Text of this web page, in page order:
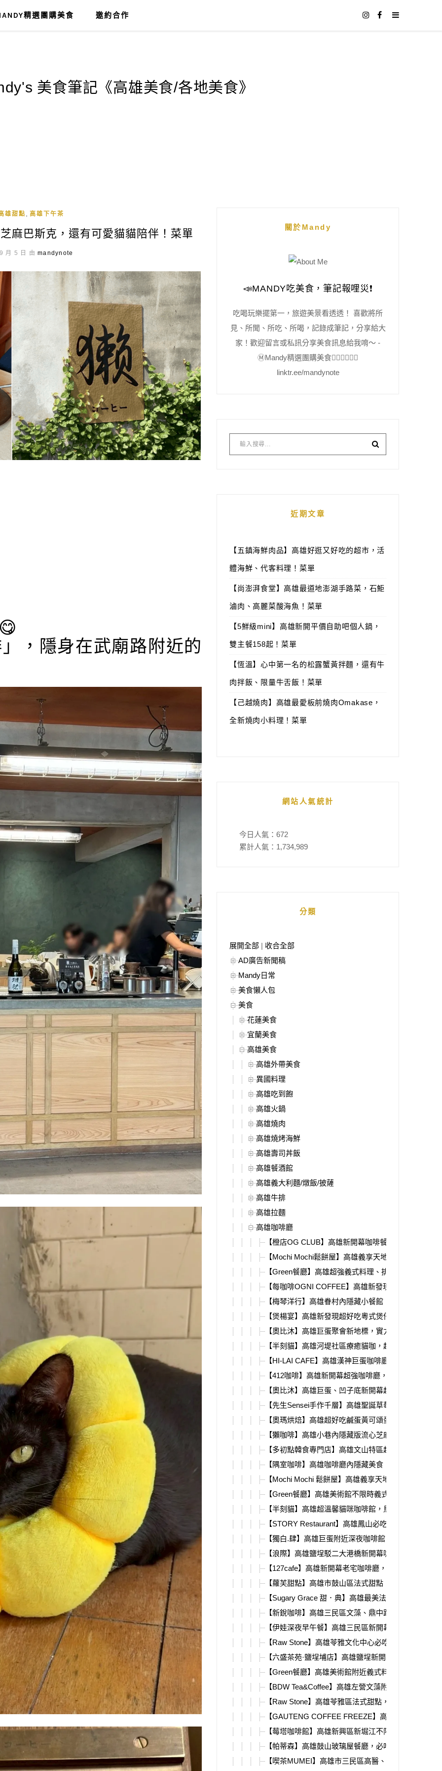
精選團購美食 邀約合作
雄甜點 高雄下午茶
麻巴斯克，還有可愛貓貓陪伴！菜單
月 5 日 由 mandynote
，隱身在武廟路附近的
關於Mandy
📣MANDY吃美食，筆記報哩災❗️
吃喝玩樂擺第一，旅遊美景看透透！ 喜歡將所
見、所聞、所吃、所喝，記錄成筆記，分享給大
家！歡迎留言或私訊分享美食訊息給我唷～ -
Ⓜ️Mandy精選團購美食👇🏻👇🏻👇🏻
linktr.ee/mandynote
近期文章
【五鎮海鮮肉品】高雄好逛又好吃的超市，活
體海鮮、代客料理！菜單
【尚澎湃食堂】高雄最道地澎湖手路菜，石鮔
滷肉、高麗菜酸海魚！菜單
【5鮮級mini】高雄新開平價自助吧個人鍋，
雙主餐158起！菜單
【恆溫】心中第一名的松露蟹黃拌麵，還有牛
肉拌飯、限量牛舌飯！菜單
【己越燒肉】高雄最愛板前燒肉Omakase，
全新燒肉小料理！菜單
網站人氣統計
今日人氣： 672
累計人氣： 1,734,989
分類
展開全部 | 收合全部
AD廣告新聞稿
Mandy日常
美食懶人包
美食
花蓮美食
宜蘭美食
高雄美食
高雄外帶美食
異國料理
高雄吃到飽
高雄火鍋
高雄燒肉
高雄燒烤海鮮
高雄壽司丼飯
高雄餐酒館
高雄義大利麵/燉飯/披薩
高雄牛排
高雄拉麵
高雄咖啡廳
【橙店OG CLUB】高雄新開幕咖啡餐酒館，深夜直
【Mochi Mochi鬆餅屋】高雄義享天地親子餐廳推薦！
【Green餐廳】高雄超強義式料理、排餐，不限時不
【每咖啡OGNI COFFEE】高雄新發現，超強明太子
【梅琴洋行】高雄眷村內隱藏小餐館，老屋歲月、懷
【煲楊宴】高雄新發現超好吃粵式煲仔菜，必吃鹹香
【奧比沐】高雄巨蛋聚會新地標，實力派亞洲新料理
【半刻貓】高雄河堤社區療癒貓咖，超可愛下午茶組
【HI-LAI CAFE】高雄漢神巨蛋咖啡廳全新改裝回歸
【412咖啡】高雄新開幕超強咖啡廳，隱藏在大立百
【奧比沐】高雄巨蛋、凹子底新開幕超美餐廳，多種
【先生Sensei手作千層】高雄聖誕草莓季必吃甜點店
【奧瑪烘焙】高雄超好吃鹹蛋黃可頌蛋塔，還有開心
【獺咖啡】高雄小巷內隱藏版流心芝麻巴斯克，還有
【多初點韓食專門店】高雄文山特區超人氣松葉蟹湯
【隅室咖啡】高雄咖啡廳內隱藏美食，義大利麵、晚
【Mochi Mochi 鬆餅屋】高雄義享天地晚餐推薦！菜單
【Green餐廳】高雄美術館不限時義式餐廳，空間大
【半刻貓】高雄超溫馨貓咪咖啡館，馬鈴薯燉豚肉、
【STORY Restaurant】高雄鳳山必吃義大利麵、披薩
【獨白.肆】高雄巨蛋附近深夜咖啡館，鹹食、甜點一
【浪際】高雄鹽埕駁二大港橋新開幕咖啡餐酒館，菜
【127cafe】高雄新開幕老宅咖啡廳，早午餐鹹食、下
【蘿芙甜點】高雄市鼓山區法式甜點，必吃酥皮爆漿
【Sugary Grace 甜．典】高雄最美法式甜點、抹茶龜
【新銳咖啡】高雄三民區文藻、鼎中路深夜咖啡廳，
【伊娃深夜早午餐】高雄三民區新開幕必吃宵夜店，
【Raw Stone】高雄苓雅文化中心必吃法式甜點、泡
【六盛茶苑·鹽埕埔店】高雄鹽埕新開幕甜點，必吃舒
【Green餐廳】高雄美術館附近義式料理，必吃超美
【BDW Tea&Coffee】高雄左營文藻附近絕美藝廊咖
【Raw Stone】高雄苓雅區法式甜點，母親節蛋糕、
【GAUTENG COFFEE FREEZE】高雄新開幕異國料
【莓塔咖啡館】高雄新興區新堀江不限時咖啡廳，必
【帕蒂森】高雄鼓山玻璃屋餐廳，必吃義大利麵、燉
【喫茶MUMEI】高雄市三民區高醫、熱河商圈咖啡廳